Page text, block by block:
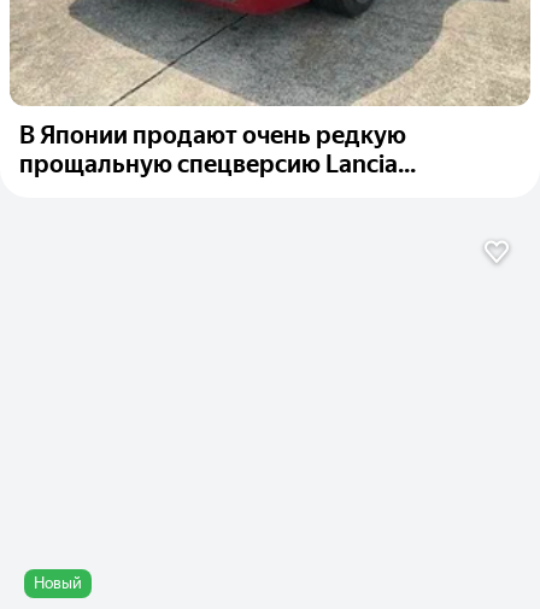
В Японии продают очень редкую
прощальную спецверсию Lancia...
Новый